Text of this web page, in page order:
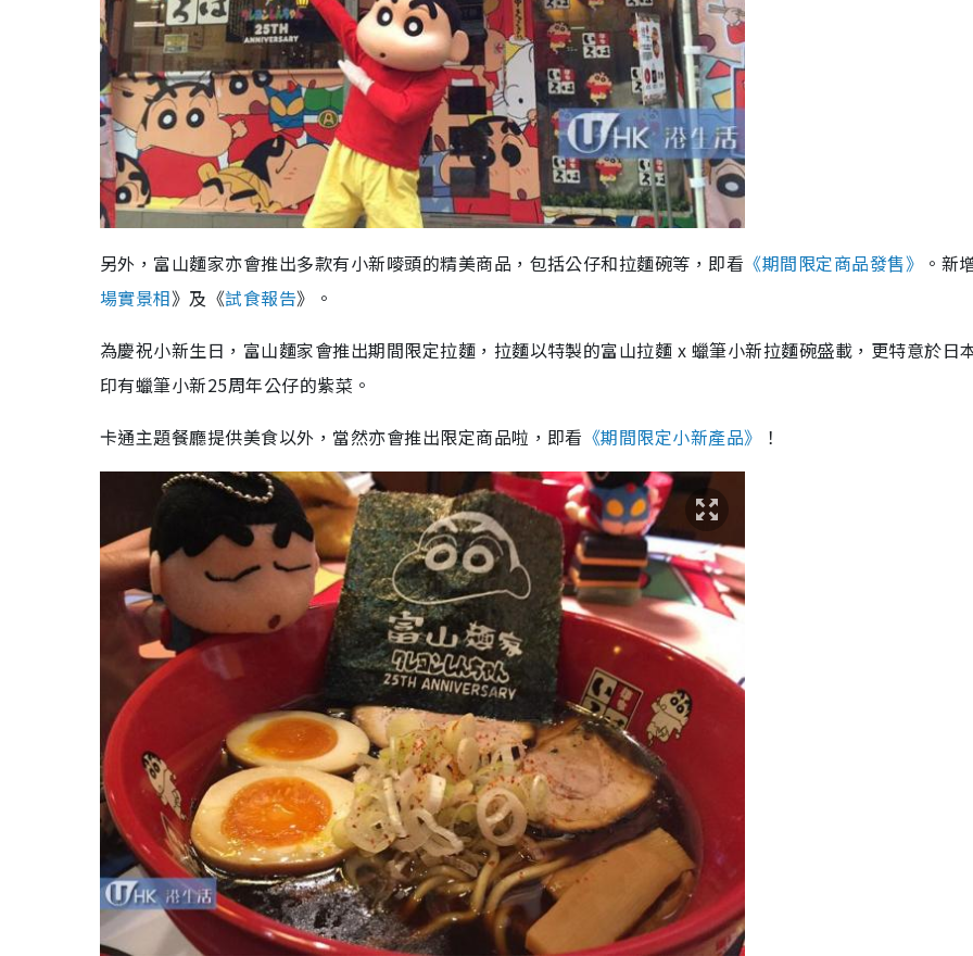
另外，富山麵家亦會推出多款有小新嘜頭的精美商品，包括公仔和拉麵碗等，即看 《期間限定商品發售》 。新
場實景相》及《試食報告》。
為慶祝小新生日，富山麵家會推出期間限定拉麵，拉麵以特製的富山拉麵 x 蠟筆小新拉麵碗盛載，更特意於日
印有蠟筆小新25周年公仔的紫菜。
卡通主題餐廳提供美食以外，當然亦會推出限定商品啦，即看 《期間限定小新產品》 ！